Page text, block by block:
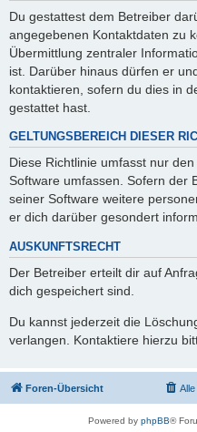
Du gestattest dem Betreiber
angegebenen Kontaktdaten zu
Übermittlung zentraler
ist. Darüber hinaus dürfen er
kontaktieren, sofern du dies in
gestattet hast.
GELTUNGSBEREICH DIESER
Diese Richtlinie umfasst nur
Software umfassen. Sofern der
seiner Software weitere
er dich darüber gesondert
AUSKUNFTSRECHT
Der Betreiber erteilt dir auf
dich gespeichert sind.
Du kannst jederzeit die
verlangen. Kontaktiere hierzu
Foren-Übersicht
Powered by phpBB®